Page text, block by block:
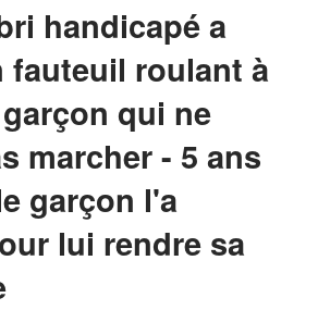
handicapé a
fauteuil roulant à
qui ne
marcher - 5 ans
garçon l'a
lui rendre sa